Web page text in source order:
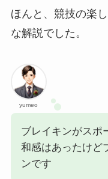
ほんと、競技の楽
な解説でした。
yumeo
ブレイキンがスポ
和感はあったけど
ンです